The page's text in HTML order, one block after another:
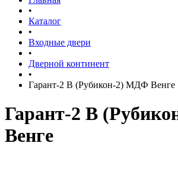
•
Каталог
•
Входные двери
•
Дверной континент
•
Гарант-2 В (Рубикон-2) МДФ Венге
Гарант-2 В
Венге